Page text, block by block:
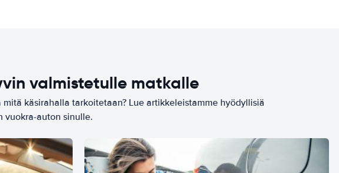
valmistetulle matkalle
käsirahalla tarkoitetaan? Lue artikkeleistamme hyödyllisiä
vuokra-auton sinulle.